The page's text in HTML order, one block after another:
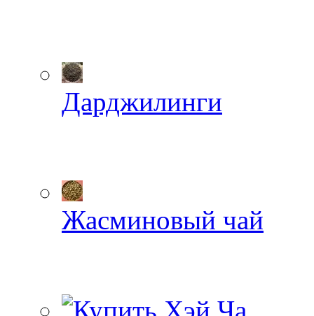
Дарджилинги
Жасминовый чай